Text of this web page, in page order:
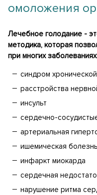
омоложения
Лечебное голодание -
методика, которая
при многих
синдром
расстройства
инсульт
сердечно-
артериальная
ишемическая
инфаркт миокарда
сердечная
нарушение ритма